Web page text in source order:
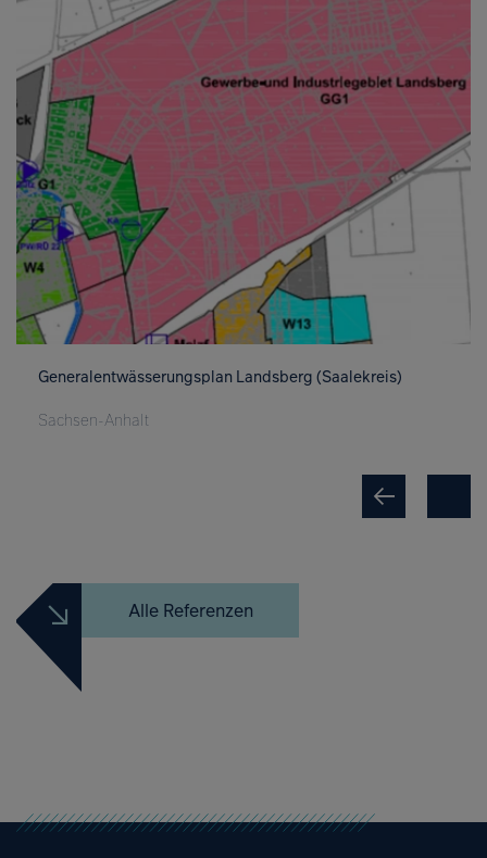
Generalentwässerungsplan Landsberg (Saalekreis)
Sachsen-Anhalt
Alle Referenzen